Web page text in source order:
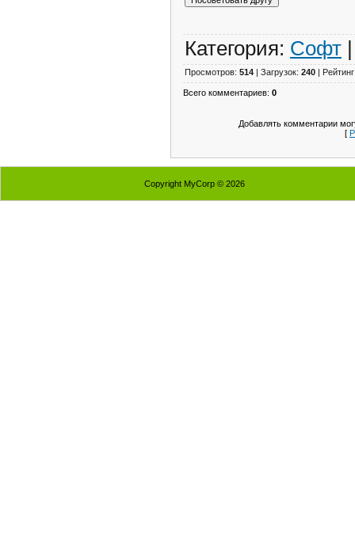
Категория: Софт
Просмотров: 514 | Загрузок: 240 |
Всего комментариев: 0
Добавлять комментарии
[
Copyright MyCorp © 2026